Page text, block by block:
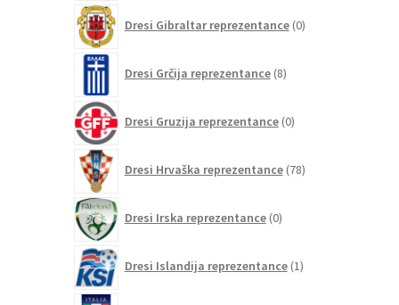
Dresi Gibraltar reprezentance 0izdelkov
Dresi Grčija reprezentance 8izdelkov
Dresi Gruzija reprezentance 0izdelkov
Dresi Hrvaška reprezentance 78izdelkov
Dresi Irska reprezentance 0izdelkov
Dresi Islandija reprezentance 1izdelek